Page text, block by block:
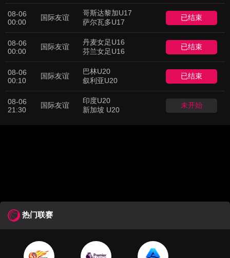
08-06
00:00
国际友谊
哥斯达黎加U17
萨尔瓦多U17
已结束
08-06
00:00
国际友谊
丹麦女足U16
芬兰女足U16
已结束
08-06
00:10
国际友谊
巴林U20
叙利亚U20
已结束
08-06
21:30
国际友谊
印度U20
新加坡 U20
未开始
热门联赛